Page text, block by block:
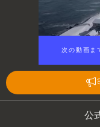
次の動画ま
公